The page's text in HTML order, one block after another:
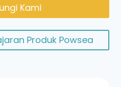
Kami
Produk Powsea